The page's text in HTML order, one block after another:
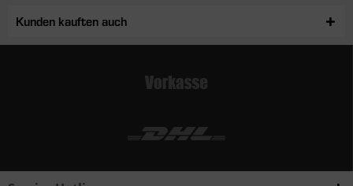
Kunden kauften auch